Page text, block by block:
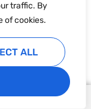
traffic. By
of cookies.
ALL